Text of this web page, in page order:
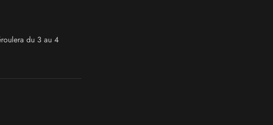
du 3 au 4